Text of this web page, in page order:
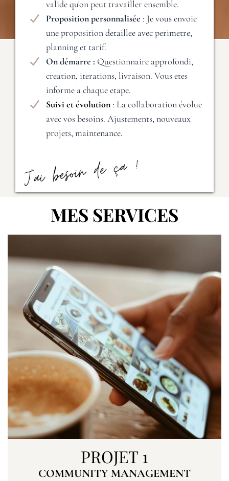
valide qu'on peut travailler ensemble.
Proposition personnalisée : Je vous envoie
une proposition detaillee avec perimetre,
planning et tarif.
On démarre : Questionnaire approfondi,
creation, iterations, livraison. Vous etes
informe a chaque etape.
Suivi et évolution : La collaboration évolue
avec vos besoins. Ajustements, nouveaux
projets, maintenance.
MES SERVICES
PROJET 1
COMMUNITY MANAGEMENT